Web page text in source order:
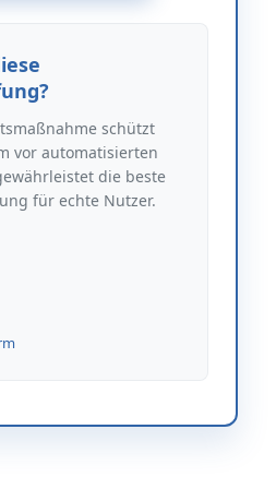
schützt
vor automatisierten
die beste
für echte Nutzer.